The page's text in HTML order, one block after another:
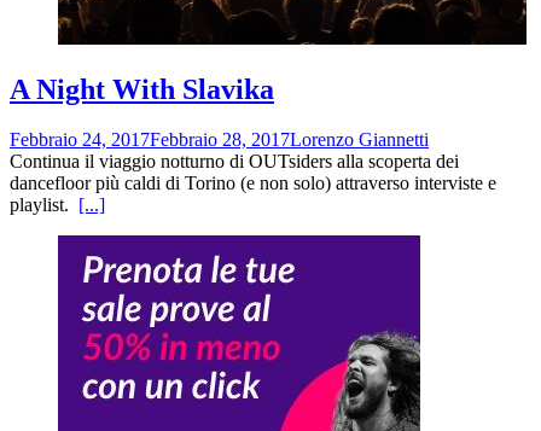
A Night With Slavika
Febbraio 24, 2017Febbraio 28, 2017Lorenzo Giannetti
Continua il viaggio notturno di OUTsiders alla scoperta dei
dancefloor più caldi di Torino (e non solo) attraverso interviste e
playlist. [...]